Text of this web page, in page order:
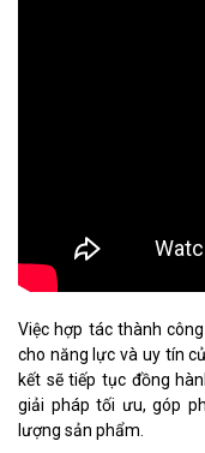
Việc hợp tác thành
cho năng lực và uy tín
kết sẽ tiếp tục đồng
giải pháp tối ưu, góp
lượng sản phẩm.